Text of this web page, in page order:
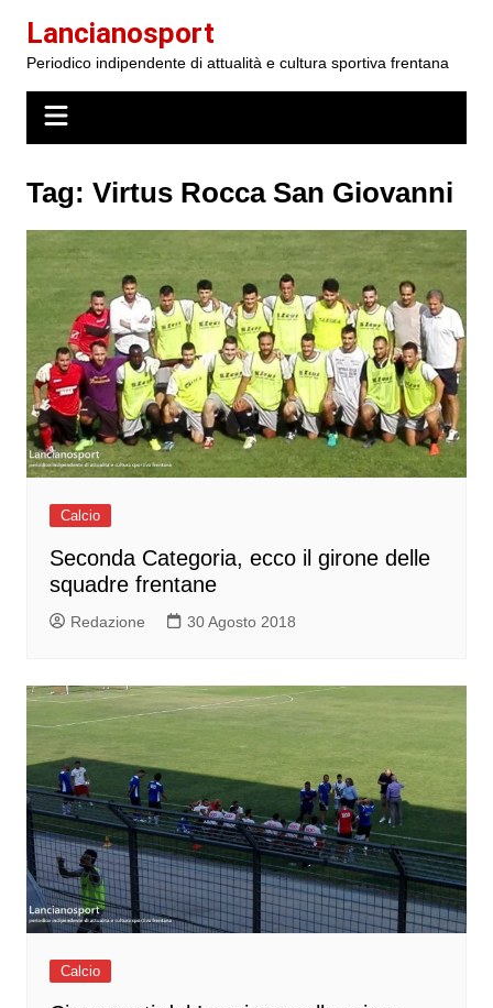
contenuto
Lancianosport
Periodico indipendente di attualità e cultura sportiva frentana
Tag: Virtus Rocca San Giovanni
Calcio
Seconda Categoria, ecco il girone delle
squadre frentane
Redazione 30 Agosto 2018
Calcio